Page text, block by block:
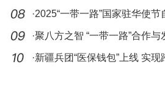
·2025“一带一路”国家驻华使节
头沟
·聚八方之智 “一带一路”合作
会议
·新疆兵团“医保钱包”上线 实现